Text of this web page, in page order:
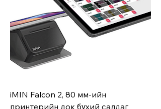
iMIN Falcon 2, 80 мм-ийн
принтерийн док бүхий салдаг